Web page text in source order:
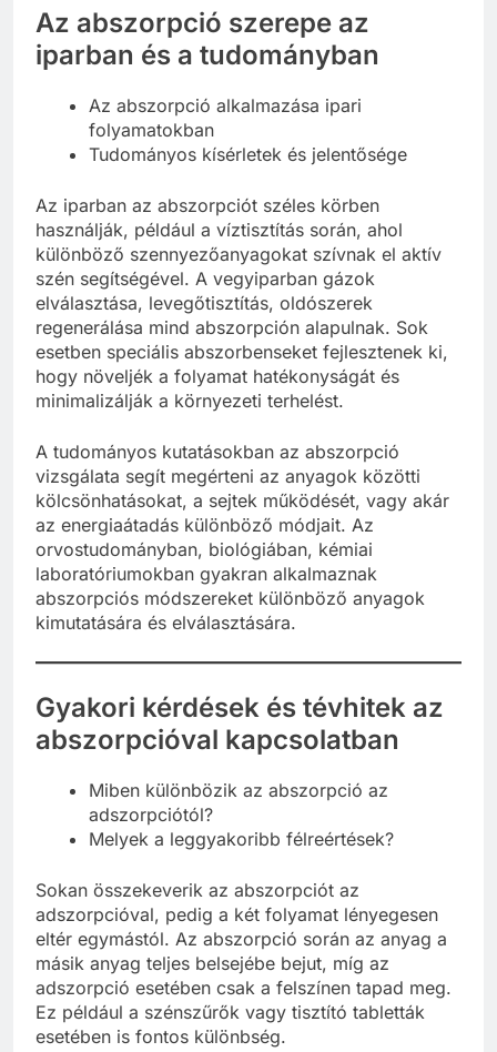
Az abszorpció szerepe az
iparban és a tudományban
Az abszorpció alkalmazása ipari
folyamatokban
Tudományos kísérletek és jelentősége
Az iparban az abszorpciót széles körben
használják, például a víztisztítás során, ahol
különböző szennyezőanyagokat szívnak el aktív
szén segítségével. A vegyiparban gázok
elválasztása, levegőtisztítás, oldószerek
regenerálása mind abszorpción alapulnak. Sok
esetben speciális abszorbenseket fejlesztenek ki,
hogy növeljék a folyamat hatékonyságát és
minimalizálják a környezeti terhelést.
A tudományos kutatásokban az abszorpció
vizsgálata segít megérteni az anyagok közötti
kölcsönhatásokat, a sejtek működését, vagy akár
az energiaátadás különböző módjait. Az
orvostudományban, biológiában, kémiai
laboratóriumokban gyakran alkalmaznak
abszorpciós módszereket különböző anyagok
kimutatására és elválasztására.
Gyakori kérdések és tévhitek az
abszorpcióval kapcsolatban
Miben különbözik az abszorpció az
adszorpciótól?
Melyek a leggyakoribb félreértések?
Sokan összekeverik az abszorpciót az
adszorpcióval, pedig a két folyamat lényegesen
eltér egymástól. Az abszorpció során az anyag a
másik anyag teljes belsejébe bejut, míg az
adszorpció esetében csak a felszínen tapad meg.
Ez például a szénszűrők vagy tisztító tabletták
esetében is fontos különbség.